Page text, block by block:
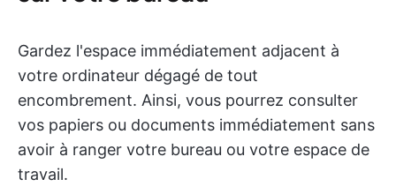
Gardez l'espace immédiatement adjacent à
votre ordinateur dégagé de tout
encombrement. Ainsi, vous pourrez consulter
vos papiers ou documents immédiatement sans
avoir à ranger votre bureau ou votre espace de
travail.